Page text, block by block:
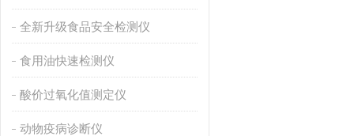
全新升级食品安全检测仪
食用油快速检测仪
酸价过氧化值测定仪
动物疫病诊断仪